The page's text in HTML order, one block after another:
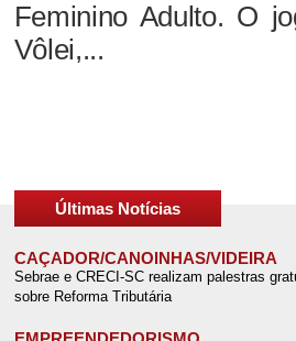
Feminino Adulto. O
Vôlei,...
Últimas Notícias
CAÇADOR/CANOINHAS/VIDEIRA
Sebrae e CRECI-SC realizam palestras
sobre Reforma Tributária